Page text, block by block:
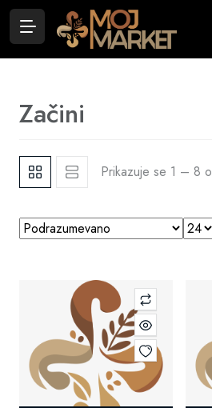
Začini
Prikazuje se 1 – 8